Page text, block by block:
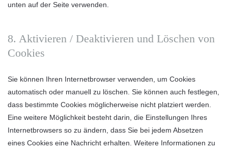
unten auf der Seite verwenden.
8. Aktivieren / Deaktivieren und Löschen von
Cookies
Sie können Ihren Internetbrowser verwenden, um Cookies
automatisch oder manuell zu löschen. Sie können auch festlegen,
dass bestimmte Cookies möglicherweise nicht platziert werden.
Eine weitere Möglichkeit besteht darin, die Einstellungen Ihres
Internetbrowsers so zu ändern, dass Sie bei jedem Absetzen
eines Cookies eine Nachricht erhalten. Weitere Informationen zu